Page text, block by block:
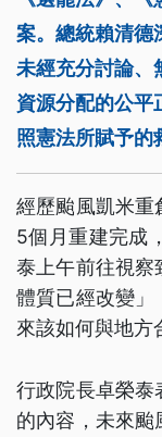
案。總統賴清德
未經充分討論、
資源分配的公平
照憲法所賦予的
經歷颱風凱米重
5個月重建完成
泰上午前往視察
體質已經改變」
來該如何與地方
行政院長卓榮泰
的內容，未來颱